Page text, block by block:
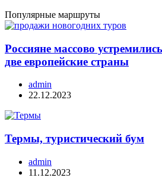
Популярные маршруты
Россияне массово
две европейские страны
admin
22.12.2023
Термы, туристический бум
admin
11.12.2023